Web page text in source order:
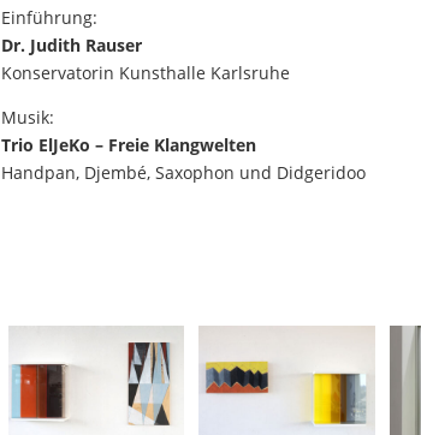
Einführung:
Dr. Judith Rauser
Konservatorin Kunsthalle Karlsruhe
Musik:
Trio ElJeKo – Freie Klangwelten
Handpan, Djembé, Saxophon und Didgeridoo